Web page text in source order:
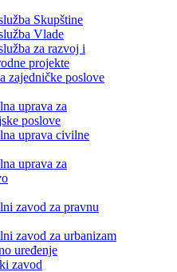
Skupštine
Vlade
za razvoj i
projekte
zajedničke poslove
uprava za
poslove
uprava civilne
uprava za
zavod za pravnu
zavod za urbanizam
uređenje
zavod